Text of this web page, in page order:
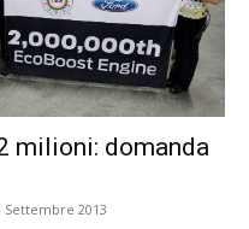
milioni: domanda
Settembre 2013